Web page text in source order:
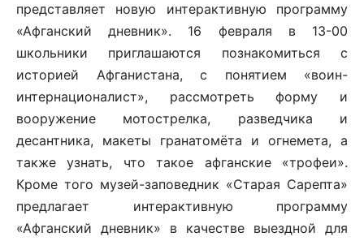
представляет новую интерактивную программу
«Афганский дневник». 16 февраля в 13-00
школьники приглашаются познакомиться с
историей Афганистана, с понятием «воин-
интернационалист», рассмотреть форму и
вооружение мотострелка, разведчика и
десантника, макеты гранатомёта и огнемета, а
также узнать, что такое афганские «трофеи».
Кроме того музей-заповедник «Старая Сарепта»
предлагает интерактивную программу
«Афганский дневник» в качестве выездной для